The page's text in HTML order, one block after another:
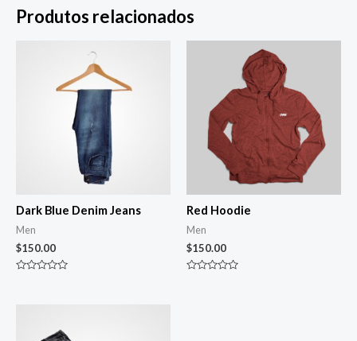
Produtos relacionados
Dark Blue Denim Jeans
Men
$150.00
Red Hoodie
Men
$150.00